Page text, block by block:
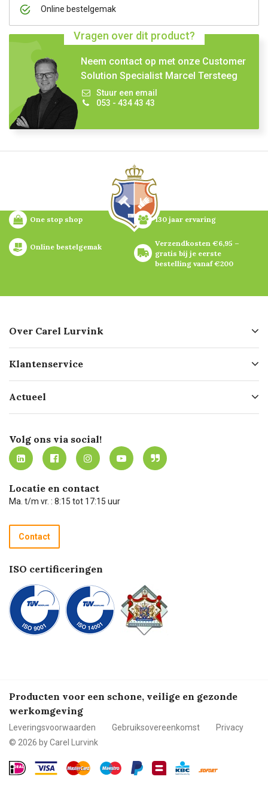
Online bestelgemak
Vragen over dit product?
Neem contact op met onze Customer
Solution Specialist Marcel Tersteeg
Stuur een email
053 - 434 43 43
One stop shop 130 jaar ervaring
Online bestelgemak
Verzendkosten €6,95 –
gratis bij je eerste
bestelling vanaf €200
Over Carel Lurvink
Geschiedenis
Missie
Werken bij Carel Lurvink
MVO
Klantenservice
Bezorgen
Mijn Carel Lurvink
Mijn Carel Lurvink instructievideo's
Carel Lurvink App
Hulp op afstand
Technische dienst
Recycle programma
Betalen
Actueel
Innovation LAB
Tevreden klanten
Carel Lurvink Blog
Carel de podcast
Volg ons via social!
Locatie en contact
Ma. t/m vr. : 8:15 tot 17:15 uur
Contact
ISO certificeringen
Producten voor een schone, veilige en gezonde
werkomgeving
Leveringsvoorwaarden Gebruiksovereenkomst
Privacy
© 2026 by Carel Lurvink